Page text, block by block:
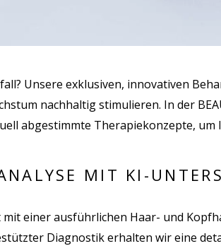
Unsere exklusiven, innovativen
nachhaltig stimulieren. In der
abgestimmte Therapiekonzepte,
MIT KI-
mit einer ausführlichen Haar- und
Diagnostik erhalten wir eine